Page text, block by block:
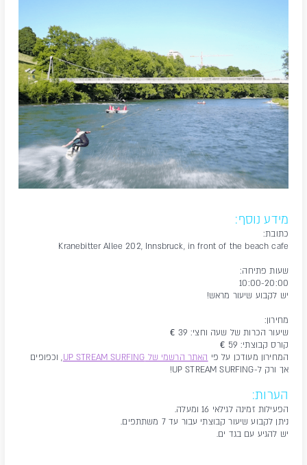
מידע נוסף:
כתובת:
Kranebitter Allee 202, Innsbruck, in front of the beach cafe
שעות פתיחה:
10:00-20:00
יש לקבוע שיעור מראש!
מחירון:
שיעור הכרות של שעה וחצי: 39
€
קורס קבוצתי: 59
€
המחירון מעודכן על פי האתר הרשמי של UP STREAM SURFING ,וכפופים
אך ורק ל-UP STREAM SURFING!
הערות:
הפעילות זמינה לגילאי 16 ומעלה.
ניתן לקבוע שיעור קבוצתי עבור עד 7 משתתפים.
יש להגיע עם בגד ים.